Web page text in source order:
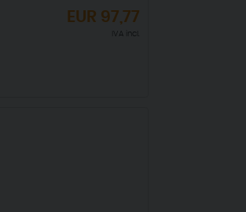
EUR 97,77
IVA incl.